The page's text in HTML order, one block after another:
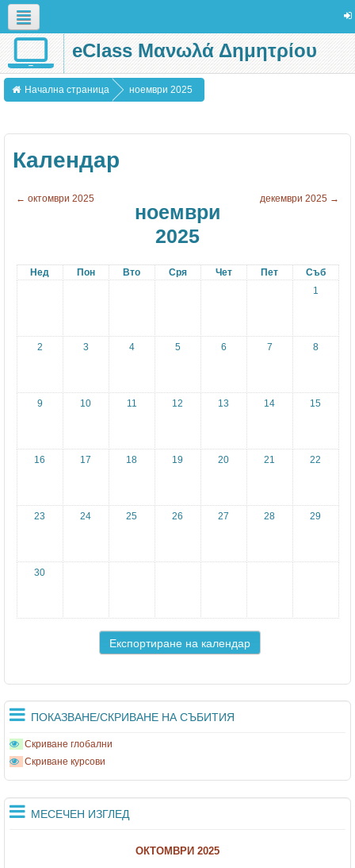
Български (bg)eClass Μανωλά Δημητρίου
Начална страница ноември 2025
Календар
← октомври 2025
ноември
2025
декември 2025 →
Нед Пон Вто Сря Чет Пет
Съб
1
2 3 4 5 6 7 8
9 10 11 12 13 14 15
16 17 18 19 20 21 22
23 24 25 26 27 28 29
30
ПОКАЗВАНЕ/СКРИВАНЕ НА СЪБИТИЯ
Скриване глобални
Скриване курсови
МЕСЕЧЕН ИЗГЛЕД
ОКТОМВРИ 2025